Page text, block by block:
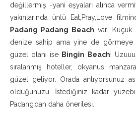
değillermiş -yani eşyaları alınca
yakınlarında ünlü Eat,Pray,Love
Padang Padang Beach var. Küçük
denize sahip ama yine de görmeye
güzel olanı ise Bingin Beach!
sıralanmış hoteller, okyanus
güzel geliyor. Orada anlıyorsunuz
olduğunuzu. İstediğiniz kadar
Padang’dan daha önerilesi.